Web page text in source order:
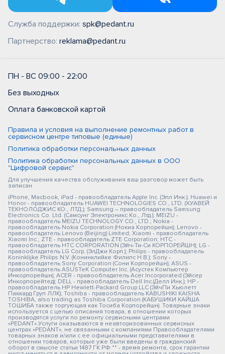
Служба поддержки: spk@pedant.ru
Партнерство: reklama@pedant.ru
ПН - ВС 09:00 - 22:00
Без выходных
Оплата банковской картой
Правила и условия на выполнение ремонтных работ в
сервисном центре типовые (единые)
Политика обработки персональных данных
Политика обработки персональных данных в ООО
"Цифровой сервис"
Для улучшения качества обслуживания ваш разговор может быть
записан
iPhone, Macbook, iPad - правообладатель Apple Inc. (Эпл Инк.); Huawei и
Honor - правообладатель HUAWEI TECHNOLOGIES CO., LTD. (ХУАВЕЙ
ТЕКНОЛОДЖИС КО., ЛТД.); Samsung – правообладатель Samsung
Electronics Co. Ltd. (Самсунг Электроникс Ко., Лтд.); MEIZU -
правообладатель MEIZU TECHNOLOGY CO., LTD.; Nokia -
правообладатель Nokia Corporation (Нокиа Корпорейшн); Lenovo -
правообладатель Lenovo (Beijing) Limited; Xiaomi - правообладатель
Xiaomi Inc.; ZTE - правообладатель ZTE Corporation; HTC -
правообладатель HTC CORPORATION (Эйч-Ти-Си КОРПОРЕЙШН); LG -
правообладатель LG Corp. (ЭлДжи Корп.); Philips - правообладатель
Koninklijke Philips N.V. (Конинклийке Филипс Н.В.); Sony -
правообладатель Sony Corporation (Сони Корпорейшн); ASUS -
правообладатель ASUSTeK Computer Inc. (Асустек Компьютер
Инкорпорейшн); ACER - правообладатель Acer Incorporated (Эйсер
Инкорпорейтед); DELL - правообладатель Dell Inc.(Делл Инк.); HP -
правообладатель HP Hewlett-Packard Group LLC (ЭйчПи Хьюлетт
Паккард Груп ЛЛК); Toshiba - правообладатель KABUSHIKI KAISHA
TOSHIBA, also trading as Toshiba Corporation (КАБУШИКИ КАЙША
ТОШИБА также торгующая как Тосиба Корпорейшн). Товарные знаки
используется с целью описания товара, в отношении которых
производятся услуги по ремонту сервисными центрами
«PEDANT».Услуги оказываются в неавторизованных сервисных
центрах «PEDANT», не связанными с компаниями Правообладателями
товарных знаков и/или с ее официальными представителями в
отношении товаров, которые уже были введены в гражданский
оборот в смысле статьи 1487 ГК РФ ** - время ремонта, срок гарантии